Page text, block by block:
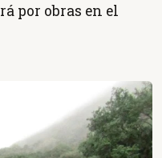
por obras en el